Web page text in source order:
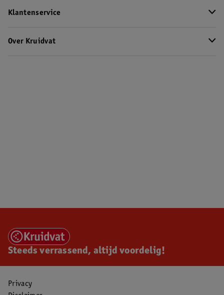
Klantenservice
Over Kruidvat
Steeds verrassend, altijd voordelig!
Privacy